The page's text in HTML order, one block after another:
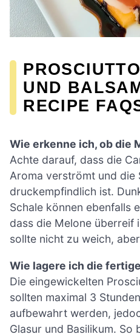
UND
RECIPE
Wie erkenne ich, ob die
Achte darauf, dass die
Aroma verströmt und die
druckempfindlich ist.
Schale können ebenfalls
dass die Melone überreif
sollte nicht zu weich,
Wie lagere ich die
Die eingewickelten
sollten maximal 3
aufbewahrt werden,
Glasur und Basilikum. So